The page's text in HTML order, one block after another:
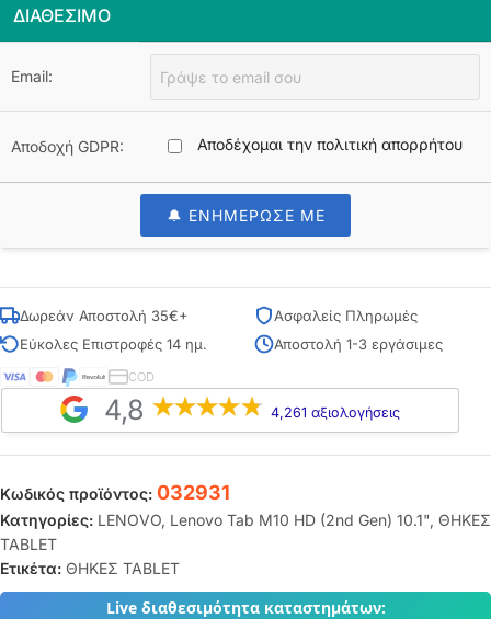
ΔΙΑΘΈΣΙΜΟ
Email:
Αποδοχή GDPR: Αποδέχομαι την πολιτική απορρήτου
🔔 ΕΝΗΜΕΡΩΣΕ ΜΕ
Δωρεάν Αποστολή 35€+
Ασφαλείς Πληρωμές
Εύκολες Επιστροφές 14 ημ.
Αποστολή 1-3 εργάσιμες
COD
4,8 4,261 αξιολογήσεις
Κωδικός προϊόντος: 032931
Κατηγορίες: LENOVO, Lenovo Tab M10 HD (2nd Gen) 10.1", ΘΗΚΕΣ
TABLET
Ετικέτα: ΘΗΚΕΣ TABLET
Live διαθεσιμότητα καταστημάτων: